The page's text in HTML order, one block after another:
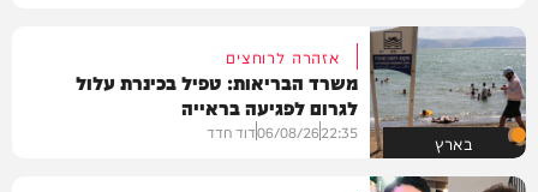
בארץ
אזהרה לרוחצים
משרד הבריאות: טפיל בכינרת עלול
לגרום לפגיעה בראייה
22:35
06/08/26דוד חדד